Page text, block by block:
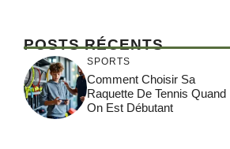
POSTS RÉCENTS
SPORTS
Comment Choisir Sa
Raquette De Tennis Quand
On Est Débutant